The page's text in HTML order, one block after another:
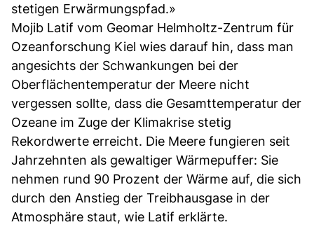
stetigen Erwärmungspfad.»
Mojib Latif vom Geomar Helmholtz-Zentrum für
Ozeanforschung Kiel wies darauf hin, dass man
angesichts der Schwankungen bei der
Oberflächentemperatur der Meere nicht
vergessen sollte, dass die Gesamttemperatur der
Ozeane im Zuge der Klimakrise stetig
Rekordwerte erreicht. Die Meere fungieren seit
Jahrzehnten als gewaltiger Wärmepuffer: Sie
nehmen rund 90 Prozent der Wärme auf, die sich
durch den Anstieg der Treibhausgase in der
Atmosphäre staut, wie Latif erklärte.